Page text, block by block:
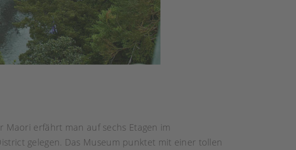
erfährt man auf sechs Etagen im
gelegen. Das Museum punktet mit einer tollen